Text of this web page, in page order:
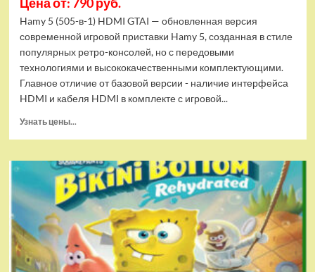
Hamy 5 (505-в-1) HDMI GTAI — обновленная версия
современной игровой приставки Hamy 5, созданная в стиле
популярных ретро-консолей, но с передовыми
технологиями и высококачественными комплектующими.
Главное отличие от базовой версии - наличие интерфейса
HDMI и кабеля HDMI в комплекте с игровой...
Узнать цены...
Игровая
приставка
Hamy
5
(505-
в-1)
HDMI
GTA